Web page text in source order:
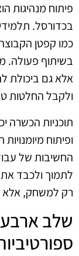
פיתוח מנהיגות
בכדורסל.
כמו קפטן
בשיתוף פעולה.
אלא גם ביכולת
ולקבל החלטות
תוכניות הכשרה
ופיתוח
החשיבות של
לתמוך ולכבד
רק למשחק, אלא
שלב